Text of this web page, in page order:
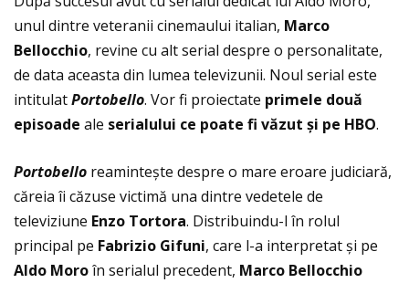
unul dintre veteranii cinemaului italian, Marco
Bellocchio, revine cu alt serial despre o personalitate,
de data aceasta din lumea televizunii. Noul serial este
intitulatPortobello. Vor fi proiectate primele două
episoade ale serialului ce poate fi văzut și pe HBO.
Portobello reamintește despre o mare eroare judiciară,
căreia îi căzuse victimă una dintre vedetele de
televiziune Enzo Tortora. Distribuindu-l în rolul
principal pe Fabrizio Gifuni, care l-a interpretat și pe
Aldo Moroîn serialul precedent, Marco Bellocchio